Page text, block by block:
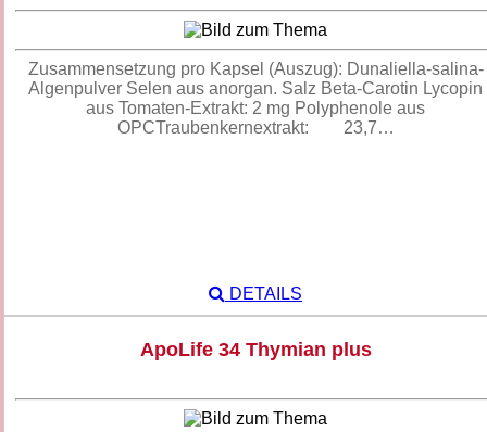
Zusammensetzung pro Kapsel (Auszug): Dunaliella-salina-
Algenpulver Selen aus anorgan. Salz Beta-Carotin Lycopin
aus Tomaten-Extrakt: 2 mg Polyphenole aus
OPCTraubenkernextrakt: 23,7…
DETAILS
ApoLife 34 Thymian plus